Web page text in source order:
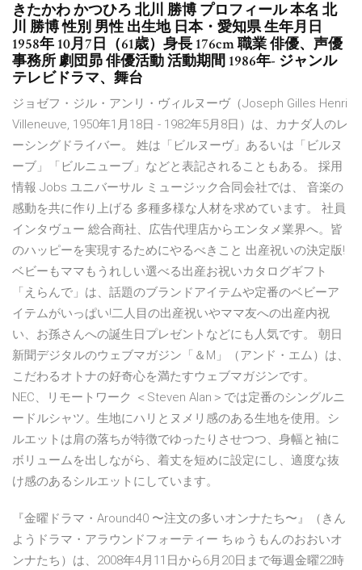
きたかわ かつひろ 北川 勝博 プロフィール 本名 北
川 勝博 性別 男性 出生地 日本・愛知県 生年月日
1958年 10月7日（61歳）身長 176cm 職業 俳優、声優
事務所 劇団昴 俳優活動 活動期間 1986年- ジャンル
テレビドラマ、舞台
ジョゼフ・ジル・アンリ・ヴィルヌーヴ（Joseph Gilles Henri
Villeneuve, 1950年1月18日 - 1982年5月8日）は、カナダ人のレ
ーシングドライバー。 姓は「ビルヌーヴ」あるいは「ビルヌ
ーブ」「ビルニューブ」などと表記されることもある。 採用
情報 Jobs ユニバーサル ミュージック合同会社では、 音楽の
感動を共に作り上げる 多種多様な人材を求めています。 社員
インタヴュー 総合商社、広告代理店からエンタメ業界へ。皆
のハッピーを実現するためにやるべきこと 出産祝いの決定版!
ベビーもママもうれしい選べる出産お祝いカタログギフト
「えらんで」は、話題のブランドアイテムや定番のベビーア
イテムがいっぱい!二人目の出産祝いやママ友への出産内祝
い、お孫さんへの誕生日プレゼントなどにも人気です。 朝日
新聞デジタルのウェブマガジン「＆M」（アンド・エム）は、
こだわるオトナの好奇心を満たすウェブマガジンです。
NEC、リモートワーク ＜Steven Alan＞では定番のシングルニ
ードルシャツ。生地にハリとヌメリ感のある生地を使用。シ
ルエットは肩の落ちが特徴でゆったりさせつつ、身幅と袖に
ボリュームを出しながら、着丈を短めに設定にし、適度な抜
け感のあるシルエットにしています。
『金曜ドラマ・Around40 〜注文の多いオンナたち〜』（きん
ようドラマ・アラウンドフォーティー ちゅうもんのおおいオ
ンナたち）は、2008年4月11日から6月20日まで毎週金曜22時